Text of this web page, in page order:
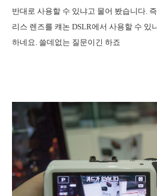
반대로 사용할 수 있냐고 물어 봤습니다.
리스 렌즈를 컈논 DSLR에서 사용할 수 있
하네요. 쓸데없는 질문이긴 하죠